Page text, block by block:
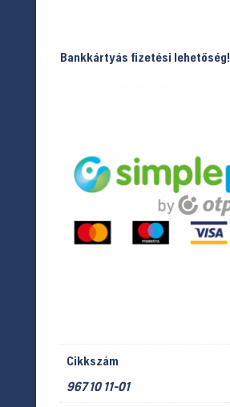
Bankkártyás fizetési lehetőség!
Cikkszám
967 10 11-01